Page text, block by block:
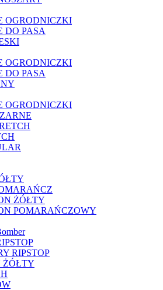
OGRODNICZKI
DO PASA
OGRODNICZKI
DO PASA
OGRODNICZKI
ŻÓŁTY
POMARAŃCZOWY
RIPSTOP
ŻÓŁTY